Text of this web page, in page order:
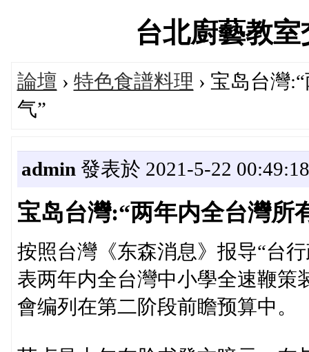
台北廚藝教
論壇 › 特色食譜料理 › 宝岛台灣
气”
admin 發表於 2021-5-22 00:49:18
宝岛台灣:“两年内全台灣所
按照台灣《东森消息》报导“台
表两年内全台灣中小學全速鞭策
會编列在第二阶段前瞻预算中。